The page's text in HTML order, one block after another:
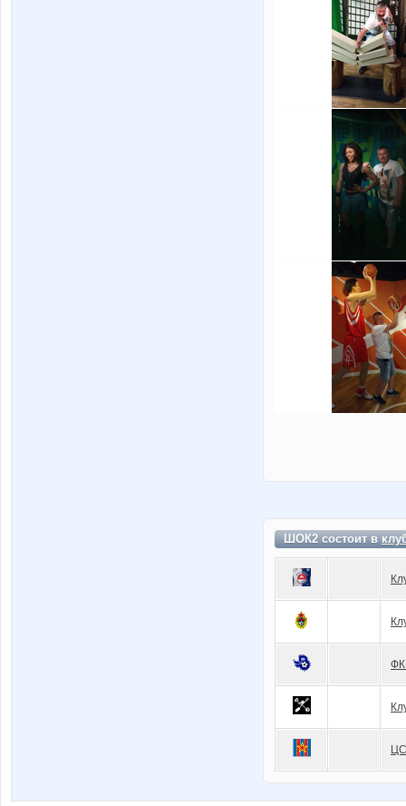
ШОК2 состоит в
ФК